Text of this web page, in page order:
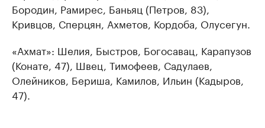
Бородин, Рамирес, Баньяц (Петров, 83),
Кривцов, Сперцян, Ахметов, Кордоба, Олусегун.
«Ахмат»: Шелия, Быстров, Богосавац, Карапузов
(Конате, 47), Швец, Тимофеев, Садулаев,
Олейников, Бериша, Камилов, Ильин (Кадыров,
47).